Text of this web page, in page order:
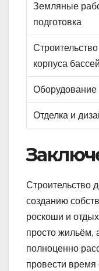
Земляные
подготовка
Строительство
корпуса
Оборудование
Отделка и
Строительство
созданию
роскоши и
просто жильём,
полноценно
провести время